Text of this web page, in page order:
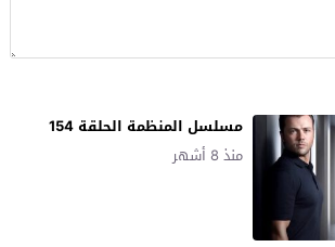
مسلسل المنظمة الحلقة 154
منذ 8 أشهر